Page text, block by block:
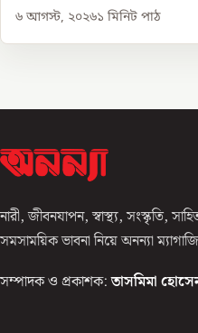
৬ আগস্ট, ২০২৬১ মিনিট পাঠ
নারী, জীবনযাপন, স্বাস্থ্য, সংস্কৃতি,
সমসাময়িক ভাবনা নিয়ে অনন্যা
সম্পাদক ও প্রকাশক: তাসমিমা